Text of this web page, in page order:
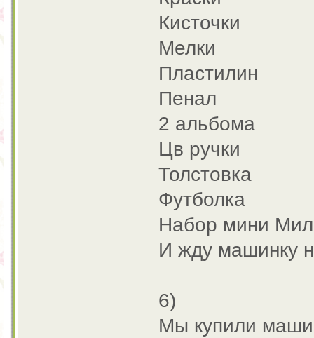
Кисточки
Мелки
Пластилин
Пенал
2 альбома
Цв ручки
Толстовка
Футболка
Набор мини
И жду машинку
6)
Мы купили